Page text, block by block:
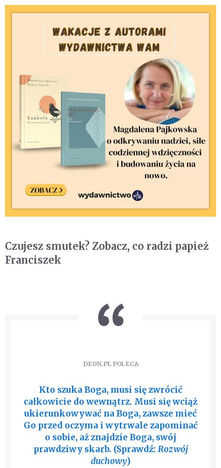
Czujesz smutek? Zobacz, co radzi papież
Franciszek
DEON.PL POLECA
Kto szuka Boga, musi się zwrócić
całkowicie do wewnątrz. Musi się wciąż
ukierunkowywać na Boga, zawsze mieć
Go przed oczyma i wytrwale zapominać
o sobie, aż znajdzie Boga, swój
prawdziwy skarb. (Sprawdź: Rozwój
duchowy)